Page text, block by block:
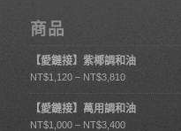
商品
【愛鏈接】紫椰調和油
NT$1,120 – NT$3,810
【愛鏈接】萬用調和油
NT$1,000 – NT$3,400